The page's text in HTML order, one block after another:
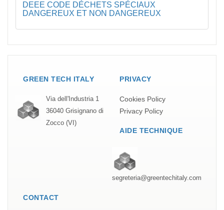
DEEE CODE DÉCHETS SPÉCIAUX
DANGEREUX ET NON DANGEREUX
GREEN TECH ITALY
Via dell'Industria 1
36040 Grisignano di
Zocco (VI)
PRIVACY
Cookies Policy
Privacy Policy
AIDE TECHNIQUE
segreteria@greentechitaly.com
CONTACT